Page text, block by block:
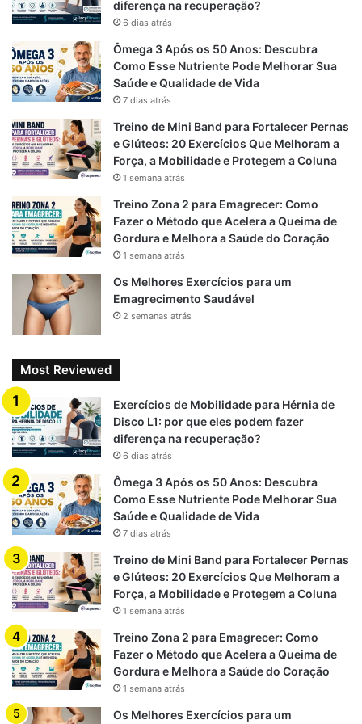
ricota.
Misture o whey protein somente após a batata estar
levemente resfriada (para evitar a desnaturação da
proteína).
Finalize com ervas frescas e um fio de azeite.
Dica: para uma textura mais leve, adicione um pouco de
água morna ou leite vegetal sem açúcar: Purê de Batata
Light com Whey
3. Estratégias para Adaptação da
Receita ao Seu Objetivo Fitness
3.1 Para ganho de massa muscular (bulking limpo)
Use batata-doce ou batata inglesa como base
com sabor neutro)
integral ou tahine
Finalize com semente de girassol ou chia para textura
e densidade calórica
Ideal para refeições principais ou pré-treinos densos: Purê
de Batata Light com Whey
3.2 Para perda de gordura (cutting ou low carb)
Substitua metade da batata por couve-flor cozida ou
abóbora
teor de carboidrato
Tempere com cúrcuma, gengibre em pó ou pimenta
caiena (termoativos)
Evite adicionar óleos ou fontes calóricas extras
diferença na recuperação?
6 dias atrás
Ômega 3 Após os 50 Anos: Descubra
Como Esse Nutriente Pode Melhorar Sua
Saúde e Qualidade de Vida
7 dias atrás
Treino de Mini Band para Fortalecer Pernas
e Glúteos: 20 Exercícios Que Melhoram a
Força, a Mobilidade e Protegem a Coluna
1 semana atrás
Treino Zona 2 para Emagrecer: Como
Fazer o Método que Acelera a Queima de
Gordura e Melhora a Saúde do Coração
1 semana atrás
Os Melhores Exercícios para um
Emagrecimento Saudável
2 semanas atrás
Most Reviewed
Exercícios de Mobilidade para Hérnia de
Disco L1: por que eles podem fazer
diferença na recuperação?
6 dias atrás
Ômega 3 Após os 50 Anos: Descubra
Como Esse Nutriente Pode Melhorar Sua
Saúde e Qualidade de Vida
7 dias atrás
Treino de Mini Band para Fortalecer Pernas
e Glúteos: 20 Exercícios Que Melhoram a
Força, a Mobilidade e Protegem a Coluna
1 semana atrás
Treino Zona 2 para Emagrecer: Como
Fazer o Método que Acelera a Queima de
Gordura e Melhora a Saúde do Coração
1 semana atrás
Os Melhores Exercícios para um